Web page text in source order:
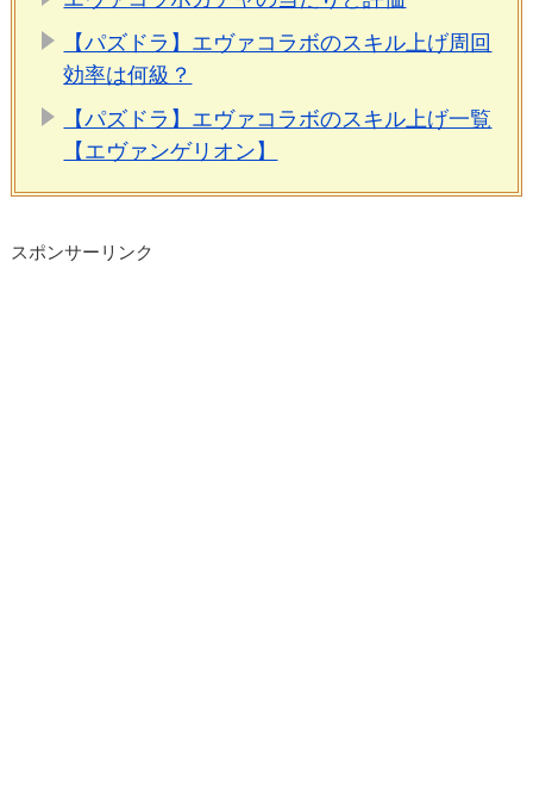
【パズドラ】エヴァコラボのスキル上げ周回
効率は何級？
【パズドラ】エヴァコラボのスキル上げ一覧
【エヴァンゲリオン】
スポンサーリンク